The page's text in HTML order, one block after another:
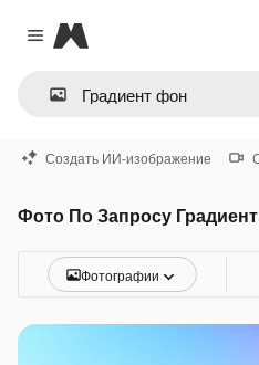
Close menu
Magnific
Создать ИИ-изображение
Фото По Запросу
Фотографии